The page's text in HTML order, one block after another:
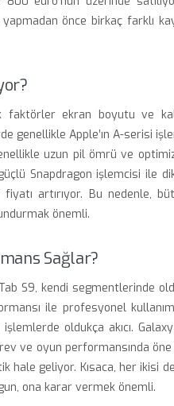
önce birkaç farklı
faktörler ekran boyutu ve
genellikle Apple’ın A-serisi
uzun pil ömrü ve
Snapdragon işlemcisi ile
artırıyor. Bu nedenle,
önemli.
Sağlar?
S9, kendi segmentlerinde
ile profesyonel
oldukça akıcı.
ve oyun performansında öne
hale geliyor. Kısaca, her ikisi
ona karar vermek önemli.